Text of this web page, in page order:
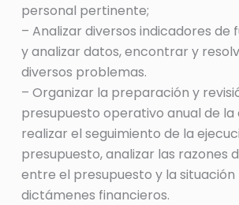
personal pertinente;
– Analizar diversos indicadores de
y analizar datos, encontrar y
diversos problemas.
– Organizar la preparación y
presupuesto operativo anual de la
realizar el seguimiento de la
presupuesto, analizar las razones
entre el presupuesto y la
dictámenes financieros.